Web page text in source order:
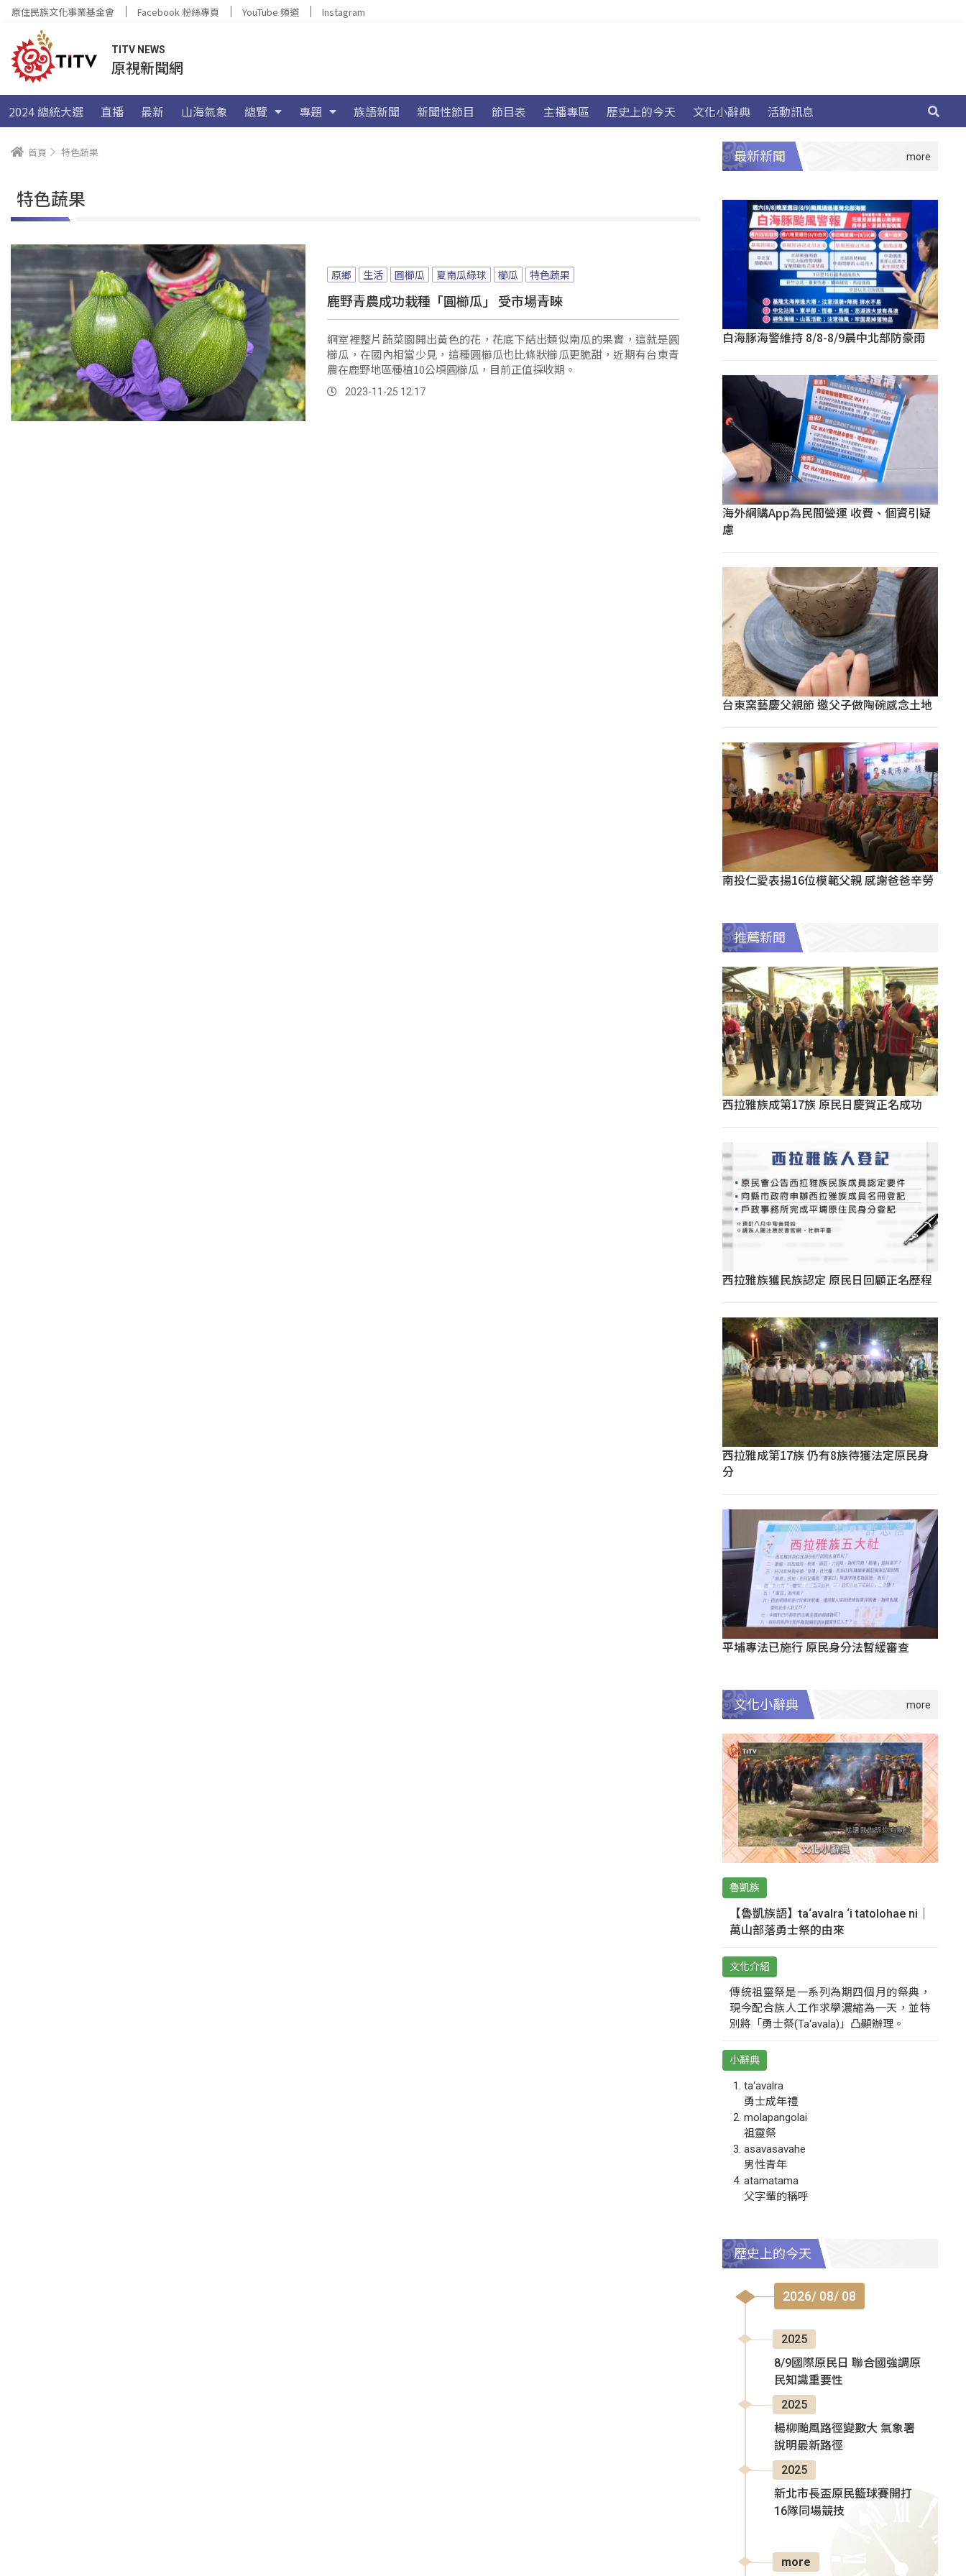
原住民族文化事業基金會 Facebook 粉絲專頁 YouTube 頻道 Instagram
TITV NEWS
原視新聞網
2024 總統大選 直播 最新 山海氣象 總覽 專題 族語新聞 新聞性節目 節目表 主播專區 歷史上的今天 文化小辭典 活動訊息
首頁 特色蔬果
特色蔬果
原鄉 生活 圓櫛瓜 夏南瓜綠球 櫛瓜 特色蔬果
鹿野青農成功栽種「圓櫛瓜」 受市場青睞
網室裡整片蔬菜園開出黃色的花，花底下結出類似南瓜的果實，這就是圓
櫛瓜，在國內相當少見，這種圓櫛瓜也比條狀櫛瓜更脆甜，近期有台東青
農在鹿野地區種植10公頃圓櫛瓜，目前正值採收期。
2023-11-25 12:17
最新新聞
白海豚海警維持 8/8-8/9晨中北部防豪雨
海外網購App為民間營運 收費、個資引疑
慮
台東窯藝慶父親節 邀父子做陶碗感念土地
南投仁愛表揚16位模範父親 感謝爸爸辛勞
推薦新聞
西拉雅族成第17族 原民日慶賀正名成功
西拉雅族獲民族認定 原民日回顧正名歷程
西拉雅成第17族 仍有8族待獲法定原民身
分
平埔專法已施行 原民身分法暫緩審查
文化小辭典
魯凱族
【魯凱族語】ta‘avalra ‘i tatolohae ni｜
萬山部落勇士祭的由來
文化介紹
傳統祖靈祭是一系列為期四個月的祭典，
現今配合族人工作求學濃縮為一天，並特
別將「勇士祭(Ta‘avala)」凸顯辦理。
小辭典
ta‘avalra
勇士成年禮
molapangolai
祖靈祭
asavasavahe
男性青年
atamatama
父字輩的稱呼
歷史上的今天
2026/ 08/ 08
2025
8/9國際原民日 聯合國強調原
民知識重要性
2025
楊柳颱風路徑變數大 氣象署
說明最新路徑
2025
新北市長盃原民籃球賽開打
16隊同場競技
more